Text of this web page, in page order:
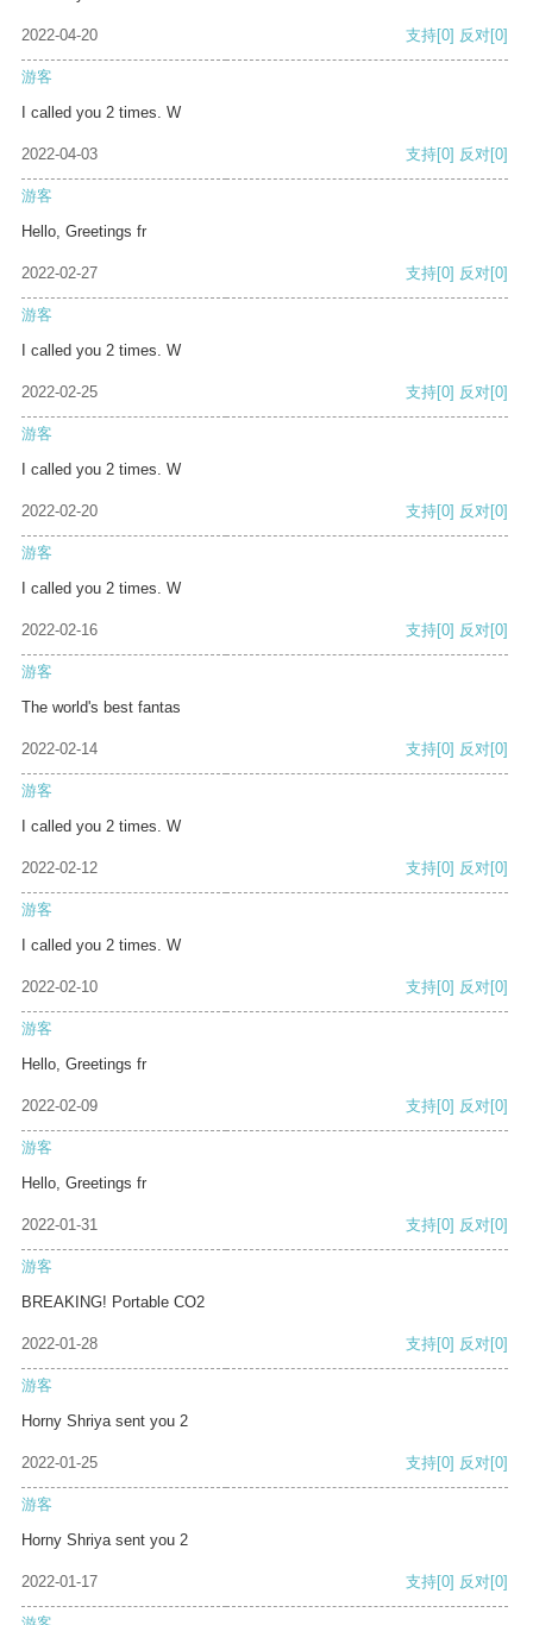
2022-04-20 支持[0] 反对[0]
游客
I called you 2 times. W
2022-04-03 支持[0] 反对[0]
游客
Hello, Greetings fr
2022-02-27 支持[0] 反对[0]
游客
I called you 2 times. W
2022-02-25 支持[0] 反对[0]
游客
I called you 2 times. W
2022-02-20 支持[0] 反对[0]
游客
I called you 2 times. W
2022-02-16 支持[0] 反对[0]
游客
The world's best fantas
2022-02-14 支持[0] 反对[0]
游客
I called you 2 times. W
2022-02-12 支持[0] 反对[0]
游客
I called you 2 times. W
2022-02-10 支持[0] 反对[0]
游客
Hello, Greetings fr
2022-02-09 支持[0] 反对[0]
游客
Hello, Greetings fr
2022-01-31 支持[0] 反对[0]
游客
BREAKING! Portable CO2
2022-01-28 支持[0] 反对[0]
游客
Horny Shriya sent you 2
2022-01-25 支持[0] 反对[0]
游客
Horny Shriya sent you 2
2022-01-17 支持[0] 反对[0]